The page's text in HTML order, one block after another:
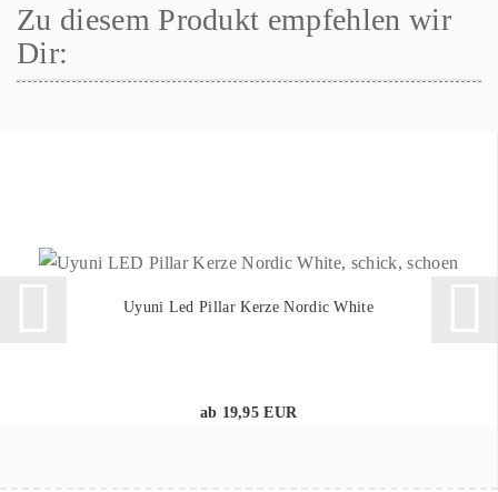
Zu diesem Produkt empfehlen wir
Dir:
Uyuni Led Pillar Kerze Nordic White
ab 19,95 EUR